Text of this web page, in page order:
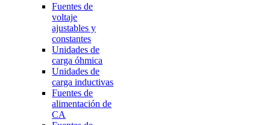
Fuentes de
voltaje
ajustables y
constantes
Unidades de
carga óhmica
Unidades de
carga inductivas
Fuentes de
alimentación de
CA